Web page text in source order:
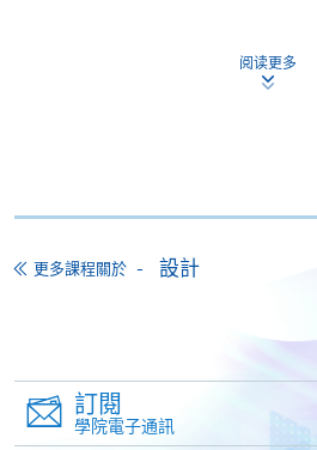
請填妥SF26報名表，連同報名費
心；如以支票付款，抬頭請寫上
阅读更多
更多課程關於 設計
訂閱
學院電子通訊